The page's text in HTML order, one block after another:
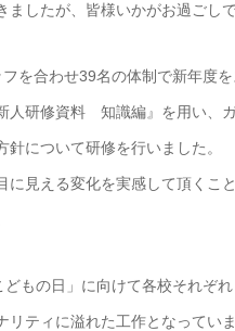
したが、皆様いかがお過ごし
を合わせ39名の体制で新年度
人研修資料 知識編』を用い、
について研修を行いました。
見える変化を実感して頂くこ
もの日」に向けて各校それぞ
リティに溢れた工作となって